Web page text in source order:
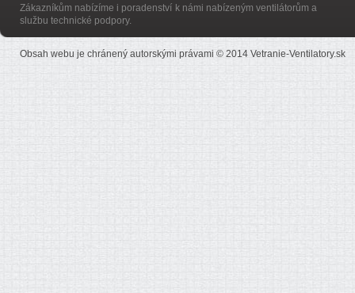
Zákazníkům nabízíme i poradenství k námi nabízeným ventilátorům a
službu technické podpory.
Obsah webu je chránený autorskými právami © 2014 Vetranie-Ventilatory.sk